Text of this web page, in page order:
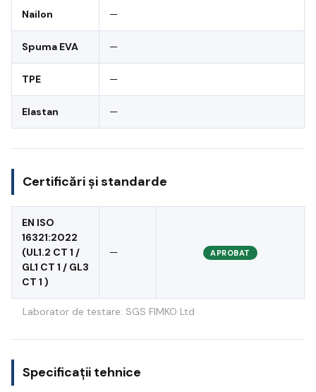
Nailon —
Spuma EVA —
TPE —
Elastan —
Certificări și standarde
EN ISO
16321:2022
(UL1.2 CT 1 /
GL1 CT 1 / GL3
CT 1 )
— APROBAT
Laborator de testare: SGS FIMKO Ltd
Specificații tehnice